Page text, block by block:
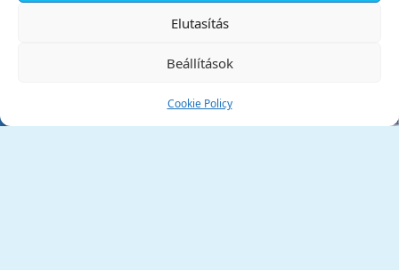
Elutasítás
Beállítások
Cookie Policy
Tata Város Önkormányzata
✕